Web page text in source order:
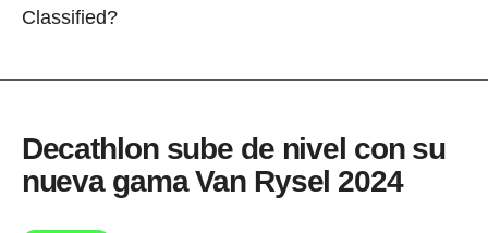
Classified?
Decathlon sube de nivel con su
nueva gama Van Rysel 2024